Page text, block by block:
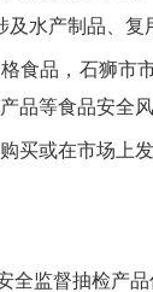
及水产制品、复
食品 ， 石狮市
品等食品安全
买或在市场上
全监督抽检产